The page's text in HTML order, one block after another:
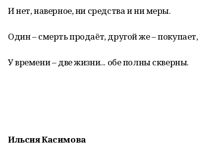
И нет, наверное, ни средства и ни меры.
Один – смерть продаёт, другой же – покупает,
У времени – две жизни... обе полны скверны.
Ильсия Касимова